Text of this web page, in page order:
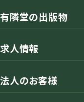
有隣堂の出版物
求人情報
法人のお客様